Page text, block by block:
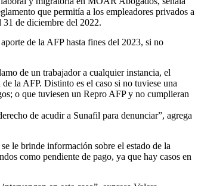
que permitía a los empleadores privados a
31 de diciembre del 2022.
de la AFP hasta fines del 2023, si no
de un trabajador a cualquier instancia, el
la AFP. Distinto es el caso si no tuviese una
o que tuviesen un Repro AFP y no cumplieran
de acudir a Sunafil para denunciar”, agrega
le brinde información sobre el estado de la
como pendiente de pago, ya que hay casos en